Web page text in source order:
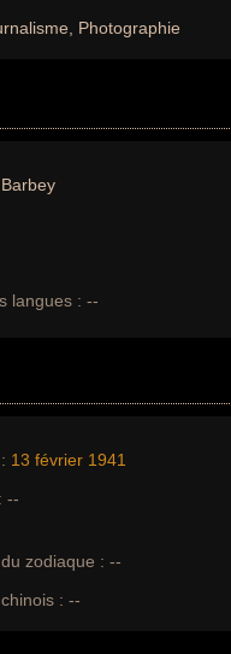
Photographie
langues : --
13 février 1941
--
zodiaque : --
: --